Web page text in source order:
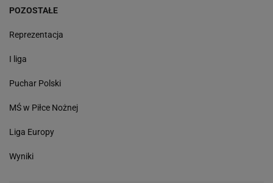
POZOSTAŁE
Reprezentacja
I liga
Puchar Polski
MŚ w Piłce Nożnej
Liga Europy
Wyniki